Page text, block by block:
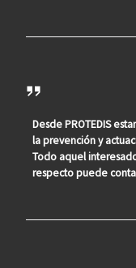
Desde PROTEDIS
la prevención y
Todo aquel
respecto puede